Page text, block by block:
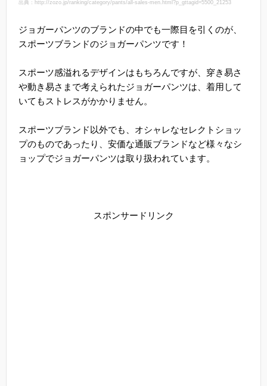
出典：http://zozo.jp/ranking/category/pants/all-sales-men.html?p_gttagid=5500_21253
ジョガーパンツのブランドの中でも一際目を引くのが、
スポーツブランドのジョガーパンツです！
スポーツ感溢れるデザインはもちろんですが、穿き易さ
や動き易さまで考えられたジョガーパンツは、着用して
いてもストレスがかかりません。
スポーツブランド以外でも、オシャレなセレクトショッ
プのものであったり、安価な通販ブランドなど様々なシ
ョップでジョガーパンツは取り扱われています。
スポンサードリンク